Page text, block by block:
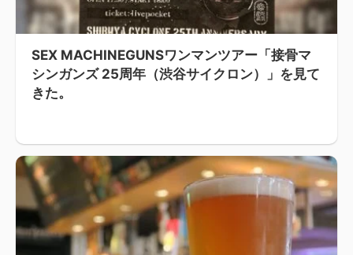
SEX MACHINEGUNSワンマンツアー「接骨マ
シンガンズ 25周年（渋谷サイクロン）」を見て
きた。